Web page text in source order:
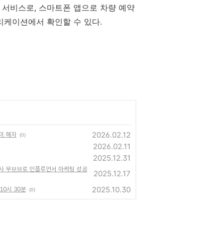
비스로, 스마트폰 앱으로 차량 예약
케이션에서 확인할 수 있다.
혜자 (0) 2026.02.12
2026.02.11
2025.12.31
무브브로 인플루언서 마케팅 성공
2025.12.17
시 30분 (0) 2025.10.30